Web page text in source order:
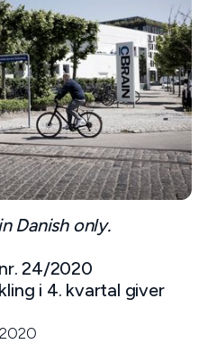
Danish only.
24/2020
i 4. kvartal giver